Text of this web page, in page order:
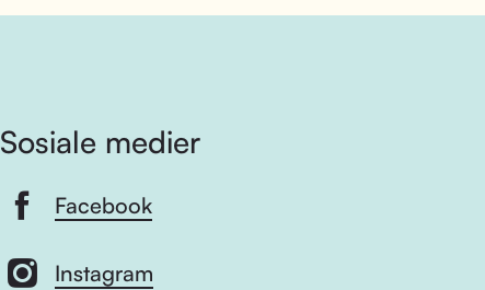
Sosiale medier
Facebook
Instagram